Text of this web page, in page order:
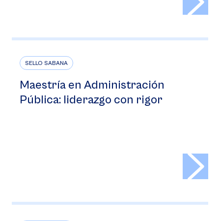
SELLO SABANA
Maestría en Administración
Pública: liderazgo con rigor